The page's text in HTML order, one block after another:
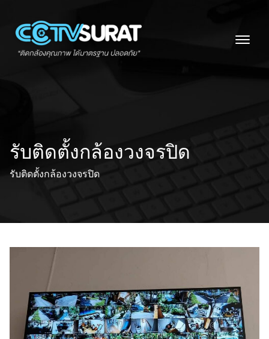
content
รับติดตั้งกล้องวงจรปิด
รับติดตั้งกล้องวงจรปิด